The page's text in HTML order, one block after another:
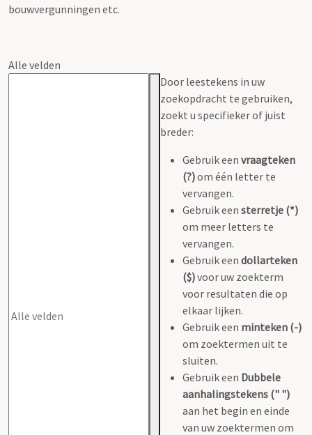
bouwvergunningen etc.
Alle velden
Door leestekens in uw
zoekopdracht te gebruiken,
zoekt u specifieker of juist
breder:
Gebruik een vraagteken
(?)om één letter te
vervangen.
Gebruik een sterretje (*)
om meer letters te
vervangen.
Gebruik een dollarteken
($)voor uw zoekterm
voor resultaten die op
elkaar lijken.
Gebruik een minteken (-)
om zoektermen uit te
sluiten.
Gebruik een Dubbele
aanhalingstekens (" ")
aan het begin en einde
van uw zoektermen om